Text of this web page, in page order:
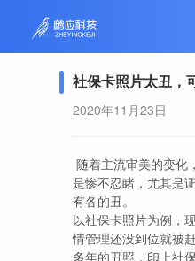
社保卡照片太丑，
2020年11月23日
随着主流审美的变化
是惨不忍睹，尤其是
有各的丑。
以社保卡照片为例，
情管理还没到位就被
多年的丑照，印上社